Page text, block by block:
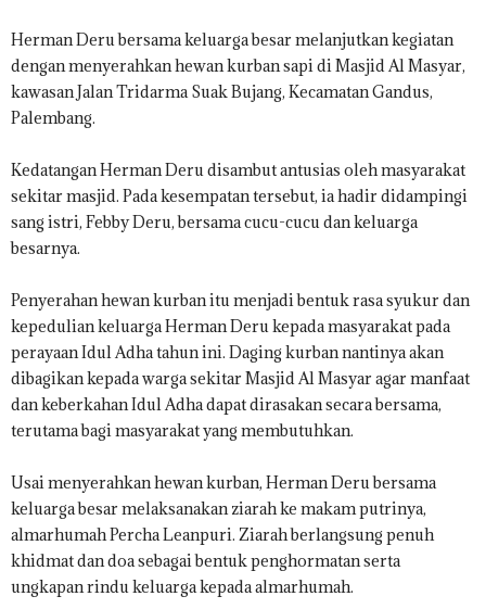
Herman Deru bersama keluarga besar melanjutkan kegiatan
dengan menyerahkan hewan kurban sapi di Masjid Al Masyar,
kawasan Jalan Tridarma Suak Bujang, Kecamatan Gandus,
Palembang.
Kedatangan Herman Deru disambut antusias oleh masyarakat
sekitar masjid. Pada kesempatan tersebut, ia hadir didampingi
sang istri, Febby Deru, bersama cucu-cucu dan keluarga
besarnya.
Penyerahan hewan kurban itu menjadi bentuk rasa syukur dan
kepedulian keluarga Herman Deru kepada masyarakat pada
perayaan Idul Adha tahun ini. Daging kurban nantinya akan
dibagikan kepada warga sekitar Masjid Al Masyar agar manfaat
dan keberkahan Idul Adha dapat dirasakan secara bersama,
terutama bagi masyarakat yang membutuhkan.
Usai menyerahkan hewan kurban, Herman Deru bersama
keluarga besar melaksanakan ziarah ke makam putrinya,
almarhumah Percha Leanpuri. Ziarah berlangsung penuh
khidmat dan doa sebagai bentuk penghormatan serta
ungkapan rindu keluarga kepada almarhumah.